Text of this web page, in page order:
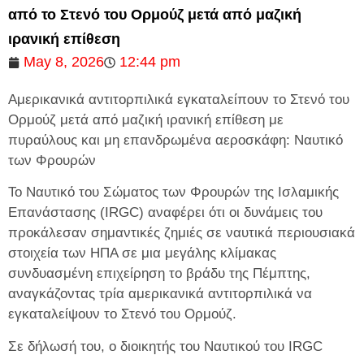
από το Στενό του Ορμούζ μετά από μαζική
ιρανική επίθεση
May 8, 2026
12:44 pm
Αμερικανικά αντιτορπιλικά εγκαταλείπουν το Στενό του
Ορμούζ μετά από μαζική ιρανική επίθεση με
πυραύλους και μη επανδρωμένα αεροσκάφη: Ναυτικό
των Φρουρών
Το Ναυτικό του Σώματος των Φρουρών της Ισλαμικής
Επανάστασης (IRGC) αναφέρει ότι οι δυνάμεις του
προκάλεσαν σημαντικές ζημιές σε ναυτικά περιουσιακά
στοιχεία των ΗΠΑ σε μια μεγάλης κλίμακας
συνδυασμένη επιχείρηση το βράδυ της Πέμπτης,
αναγκάζοντας τρία αμερικανικά αντιτορπιλικά να
εγκαταλείψουν το Στενό του Ορμούζ.
Σε δήλωσή του, ο διοικητής του Ναυτικού του IRGC